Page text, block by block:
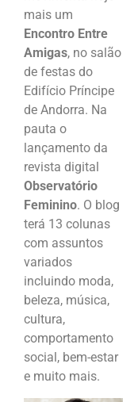
mais um
Encontro Entre
Amigas, no salão
de festas do
Edifício Príncipe
de Andorra. Na
pauta o
lançamento da
revista digital
Observatório
Feminino. O blog
terá 13 colunas
com assuntos
variados
incluindo moda,
beleza, música,
cultura,
comportamento
social, bem-estar
e muito mais.